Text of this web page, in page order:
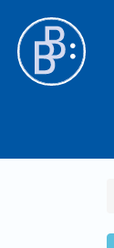
Hauptinhalt
Sidebar